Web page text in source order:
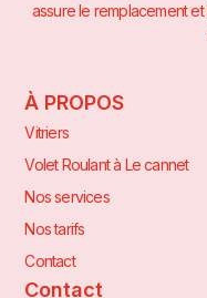
assure le remplacement
À PROPOS
Vitriers
Volet Roulant à Le cannet
Nos services
Nos tarifs
Contact
Contact